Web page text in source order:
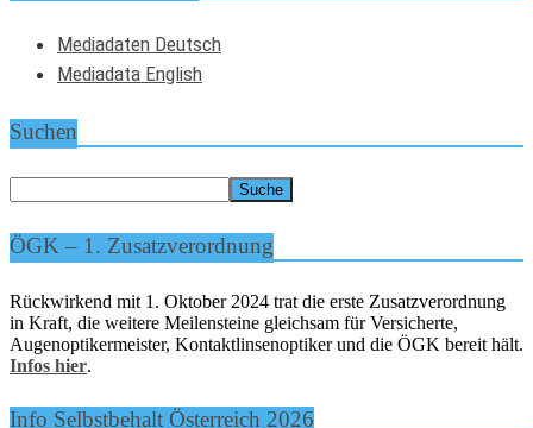
Mediadaten Deutsch
Mediadata English
Suchen
ÖGK – 1. Zusatzverordnung
Rückwirkend mit 1. Oktober 2024 trat die erste Zusatzverordnung
in Kraft, die weitere Meilensteine gleichsam für Versicherte,
Augenoptikermeister, Kontaktlinsenoptiker und die ÖGK bereit hält.
Infos hier.
Info Selbstbehalt Österreich 2026